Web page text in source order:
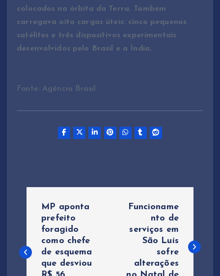
colocados na órbita da Terra. Também
carregava oito cargas úteis: cinco pequenos
satélites e três dispositivos experimentais
desenvolvidos pelo Brasil e a Índia.
Fonte: Agência Brasil
v
MP aponta
prefeito
foragido
como chefe
de esquema
que desviou
Funcioname
nto de
serviços em
São Luís
sofre
alterações